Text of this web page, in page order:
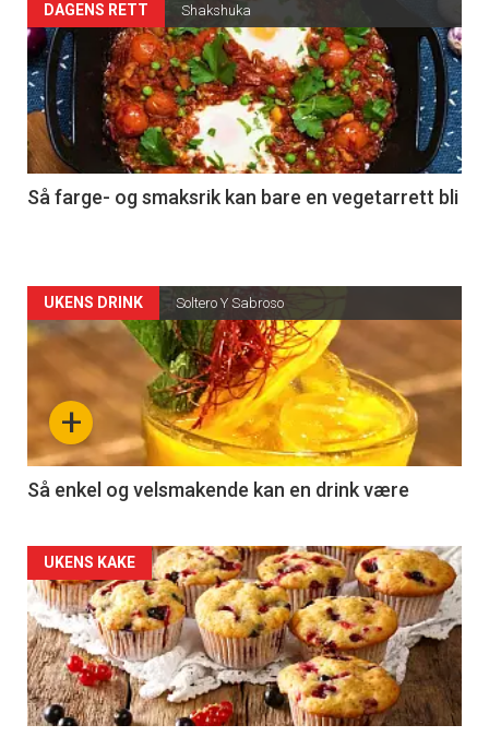
DAGENS RETT Shakshuka
Så farge- og smaksrik kan bare en vegetarrett bli
Articler
-
section
29
Left
+
UKENS DRINK Soltero Y Sabroso
Så enkel og velsmakende kan en drink være
UKENS KAKE